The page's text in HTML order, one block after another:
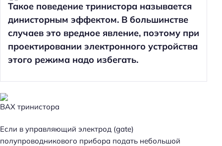
Такое поведение тринистора называется
динисторным эффектом. В большинстве
случаев это вредное явление, поэтому при
проектировании электронного устройства
этого режима надо избегать.
ВАХ тринистора
Если в управляющий электрод (gate)
полупроводникового прибора подать небольшой